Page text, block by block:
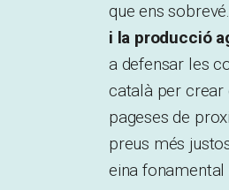
que ens sobrevé.
i la producció
a defensar les
català per crear
pageses de
preus més
eina